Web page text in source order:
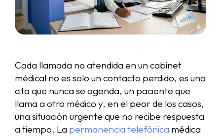
Cada llamada no atendida en un cabinet
médical no es solo un contacto perdido, es una
cita que nunca se agenda, un paciente que
llama a otro médico y, en el peor de los casos,
una situación urgente que no recibe respuesta
a tiempo. La permanencia telefónica médica